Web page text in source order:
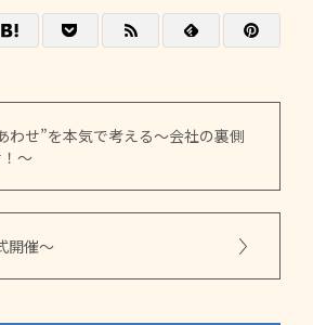
わせ”を本気で考える～会社の裏側
～
開催～